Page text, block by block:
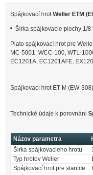
Spájkovací hrotWeller ETM
Šírka spájkovacie plochy 1/8
Plato spájkovací hrot pre
MC-5001, WCC-100, WTL-
EC1201A, EC1201AFE,
Spájkovací hrot ET-M (EW-308)
Technické údaje k porovnání
Názov parametra
Šírka spájkovacieho hrotu
Typ hrotov Weller
Spájkovací hrot pre stanice